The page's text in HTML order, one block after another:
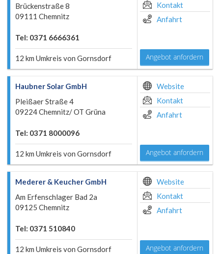
Brückenstraße 8
09111 Chemnitz
Tel: 0371 6666361
12 km Umkreis von Gornsdorf
Kontakt
Anfahrt
Angebot anfordern
Haubner Solar GmbH
Pleißaer Straße 4
09224 Chemnitz/ OT Grüna
Tel: 0371 8000096
12 km Umkreis von Gornsdorf
Website
Kontakt
Anfahrt
Angebot anfordern
Mederer & Keucher GmbH
Am Erfenschlager Bad 2a
09125 Chemnitz
Tel: 0371 510840
12 km Umkreis von Gornsdorf
Website
Kontakt
Anfahrt
Angebot anfordern